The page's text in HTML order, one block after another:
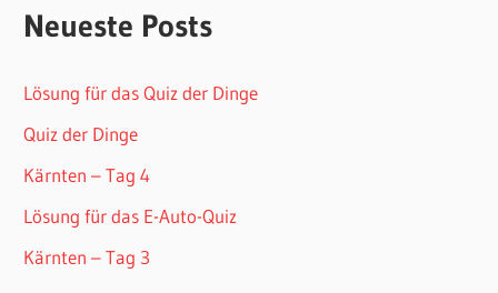
Neueste Posts
Lösung für das Quiz der Dinge
Quiz der Dinge
Kärnten – Tag 4
Lösung für das E-Auto-Quiz
Kärnten – Tag 3